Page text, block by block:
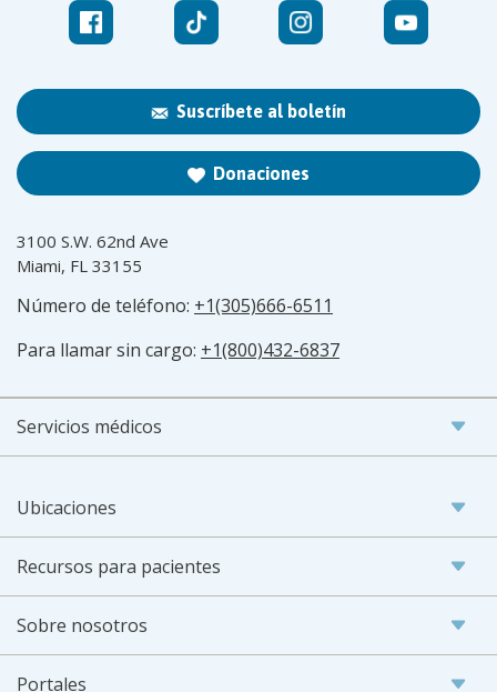
Suscríbete al boletín
Donaciones
3100 S.W. 62nd Ave
Miami, FL 33155
Número de teléfono: +1(305)666-6511
Para llamar sin cargo: +1(800)432-6837
Servicios médicos
Ubicaciones
Recursos para pacientes
Sobre nosotros
Portales